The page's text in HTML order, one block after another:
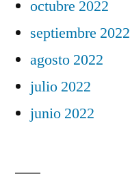
octubre 2022
septiembre 2022
agosto 2022
julio 2022
junio 2022